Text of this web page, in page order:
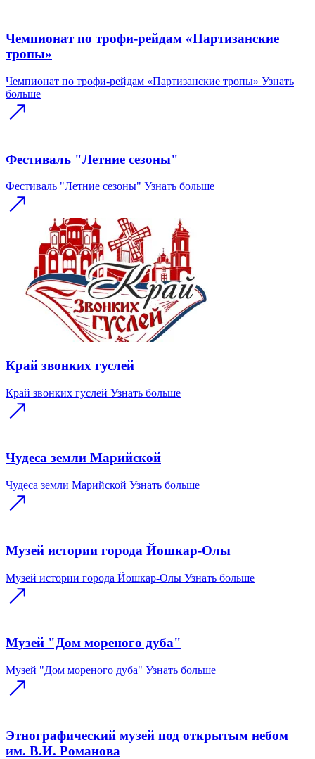
Чемпионат по трофи-рейдам «Партизанские
тропы»
Чемпионат по трофи-рейдам «Партизанские тропы» Узнать
больше
Фестиваль "Летние сезоны"
Фестиваль "Летние сезоны" Узнать больше
Край звонких гуслей
Край звонких гуслей Узнать больше
Чудеса земли Марийской
Чудеса земли Марийской Узнать больше
Музей истории города Йошкар-Олы
Музей истории города Йошкар-Олы Узнать больше
Музей "Дом мореного дуба"
Музей "Дом мореного дуба" Узнать больше
Этнографический музей под открытым небом
им. В.И. Романова